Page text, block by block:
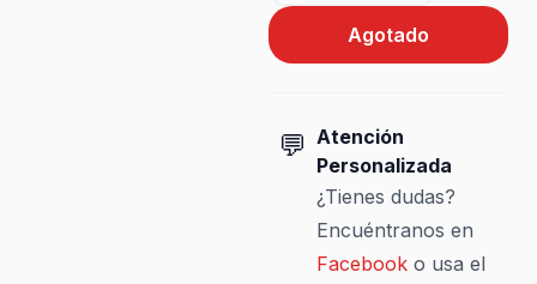
Agotado
💬 Atención
Personalizada
¿Tienes dudas?
Encuéntranos en
Facebooko usa el